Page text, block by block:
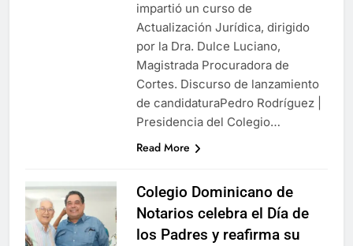
impartió un curso de
Actualización Jurídica, dirigido
por la Dra. Dulce Luciano,
Magistrada Procuradora de
Cortes. Discurso de lanzamiento
de candidaturaPedro Rodríguez |
Presidencia del Colegio…
Read More
Colegio Dominicano de
Notarios celebra el Día de
los Padres y reafirma su